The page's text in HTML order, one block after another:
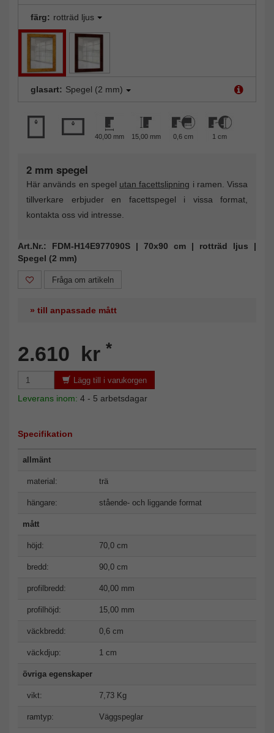
färg: rotträd ljus
glasart: Spegel (2 mm)
40,00 mm 15,00 mm 0,6 cm 1 cm
2 mm spegel
Här används en spegel utan facettslipning i ramen. Vissa
tillverkare erbjuder en facettspegel i vissa format,
kontakta oss vid intresse.
Art.Nr.: FDM-H14E977090S | 70x90 cm | rotträd ljus |
Spegel (2 mm)
Fråga om artikeln
» till anpassade mått
2.610 kr *
Lägg till i varukorgen
Leverans inom: 4 - 5 arbetsdagar
Specifikation
allmänt
material: trä
hängare: stående- och liggande format
mått
höjd: 70,0 cm
bredd: 90,0 cm
profilbredd: 40,00 mm
profilhöjd: 15,00 mm
väckbredd: 0,6 cm
väckdjup: 1 cm
övriga egenskaper
vikt: 7,73 Kg
ramtyp: Väggspeglar